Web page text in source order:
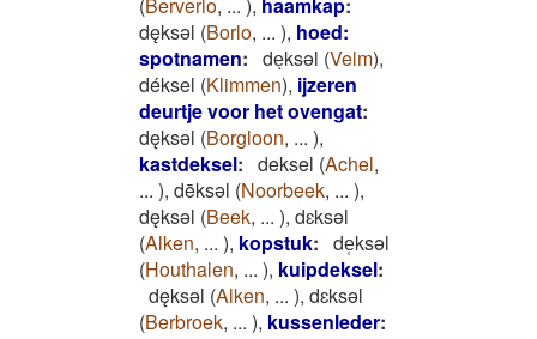
dęksǝl (Borlo, ... ), hoed:
spotnamen: deͅksəl (Velm),
déksel (Klimmen), ijzeren
deurtje voor het ovengat:
dęksǝl (Borgloon, ... ),
kastdeksel: deksel (Achel,
... ), dēksǝl (Noorbeek, ... ),
dęksǝl (Beek, ... ), dɛksǝl
(Alken, ... ), kopstuk: de̜ksǝl
(Houthalen, ... ), kuipdeksel:
dęksǝl (Alken, ... ), dɛksǝl
(Berbroek, ... ), kussenleder: